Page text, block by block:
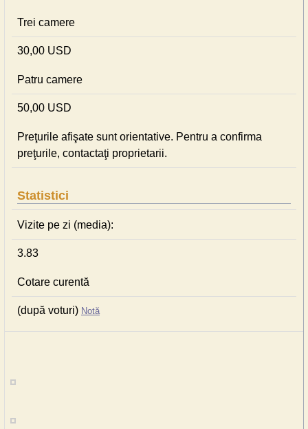
Trei camere
30,00 USD
Patru camere
50,00 USD
Preţurile afişate sunt orientative. Pentru a confirma
preţurile, contactaţi proprietarii.
Statistici
Vizite pe zi (media):
3.83
Cotare curentă
(după voturi) Notă